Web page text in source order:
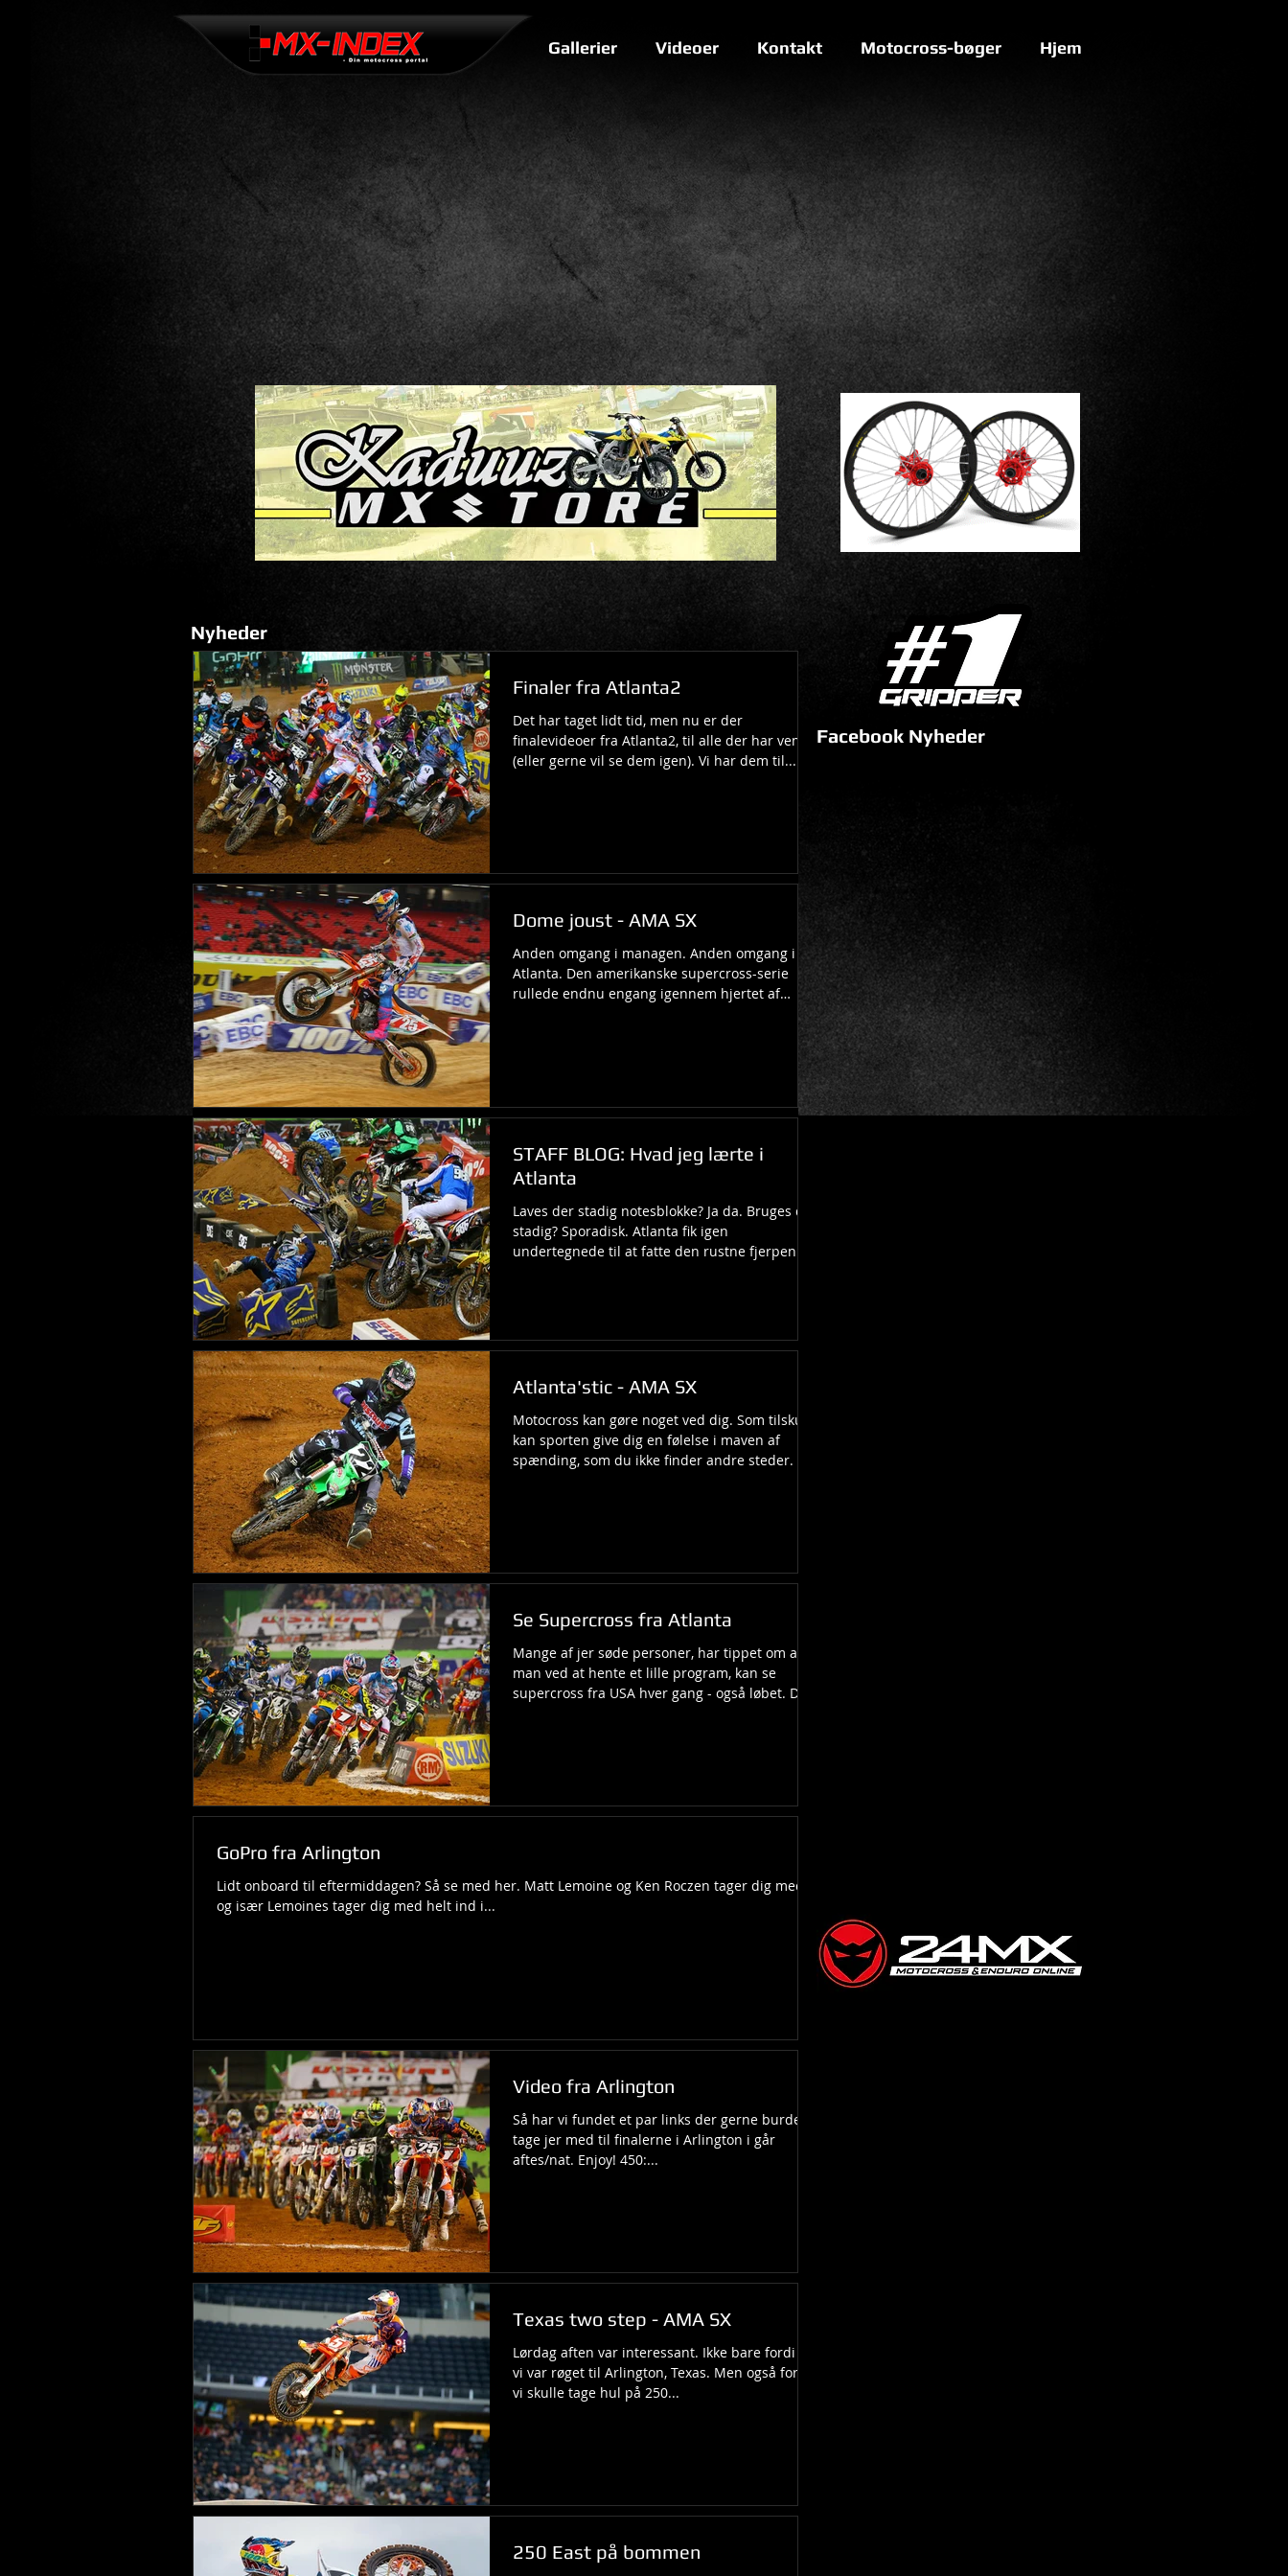
Gallerier Videoer Kontakt Motocross-bøger Hjem
Nyheder
Finaler fra Atlanta2
Det har taget lidt tid, men nu er der
finalevideoer fra Atlanta2, til alle der har ventet,
(eller gerne vil se dem igen). Vi har dem til...
Dome joust - AMA SX
Anden omgang i managen. Anden omgang i
Atlanta. Den amerikanske supercross-serie
rullede endnu engang igennem hjertet af
STAFF BLOG: Hvad jeg lærte i
Atlanta
Laves der stadig notesblokke? Ja da. Bruges de
stadig? Sporadisk. Atlanta fik igen
undertegnede til at fatte den rustne fjerpen og
Atlanta'stic - AMA SX
Motocross kan gøre noget ved dig. Som tilskuer
kan sporten give dig en følelse i maven af
spænding, som du ikke finder andre steder. Og
Se Supercross fra Atlanta
Mange af jer søde personer, har tippet om at
man ved at hente et lille program, kan se
supercross fra USA hver gang - også løbet. Det
GoPro fra Arlington
Lidt onboard til eftermiddagen? Så se med her. Matt Lemoine og Ken Roczen tager dig med,
og især Lemoines tager dig med helt ind i...
Video fra Arlington
Så har vi fundet et par links der gerne burde
tage jer med til finalerne i Arlington i går
aftes/nat. Enjoy! 450:...
Texas two step - AMA SX
Lørdag aften var interessant. Ikke bare fordi at
vi var røget til Arlington, Texas. Men også fordi
vi skulle tage hul på 250...
250 East på bommen
Facebook Nyheder